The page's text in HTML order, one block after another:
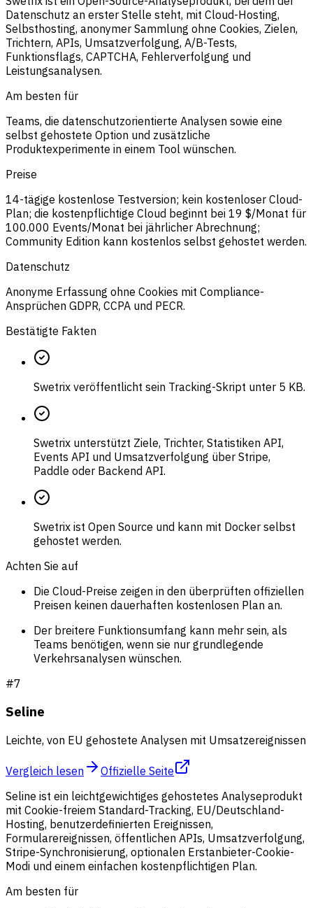
Datenschutz an erster Stelle steht, mit Cloud-Hosting,
Selbsthosting, anonymer Sammlung ohne Cookies, Zielen,
Trichtern, APIs, Umsatzverfolgung, A/B-Tests,
Funktionsflags, CAPTCHA, Fehlerverfolgung und
Leistungsanalysen.
Am besten für
Teams, die datenschutzorientierte Analysen sowie eine
selbst gehostete Option und zusätzliche
Produktexperimente in einem Tool wünschen.
Preise
14-tägige kostenlose Testversion; kein kostenloser Cloud-
Plan; die kostenpflichtige Cloud beginnt bei 19 $/Monat für
100.000 Events/Monat bei jährlicher Abrechnung;
Community Edition kann kostenlos selbst gehostet werden.
Datenschutz
Anonyme Erfassung ohne Cookies mit Compliance-
Ansprüchen GDPR, CCPA und PECR.
Bestätigte Fakten
Swetrix veröffentlicht sein Tracking-Skript unter 5 KB.
Swetrix unterstützt Ziele, Trichter, Statistiken API,
Events API und Umsatzverfolgung über Stripe,
Paddle oder Backend API.
Swetrix ist Open Source und kann mit Docker selbst
gehostet werden.
Achten Sie auf
Die Cloud-Preise zeigen in den überprüften offiziellen
Preisen keinen dauerhaften kostenlosen Plan an.
Der breitere Funktionsumfang kann mehr sein, als
Teams benötigen, wenn sie nur grundlegende
Verkehrsanalysen wünschen.
#7
Seline
Leichte, von EU gehostete Analysen mit Umsatzereignissen
Vergleich lesen
Offizielle Seite
Seline ist ein leichtgewichtiges gehostetes Analyseprodukt
mit Cookie-freiem Standard-Tracking, EU/Deutschland-
Hosting, benutzerdefinierten Ereignissen,
Formularereignissen, öffentlichen APIs, Umsatzverfolgung,
Stripe-Synchronisierung, optionalen Erstanbieter-Cookie-
Modi und einem einfachen kostenpflichtigen Plan.
Am besten für